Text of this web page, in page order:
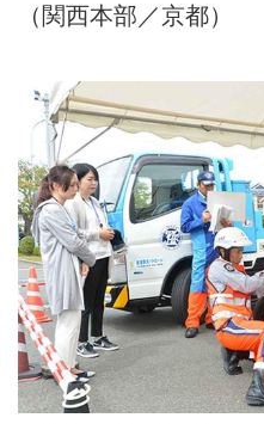
（関西本部／京都）